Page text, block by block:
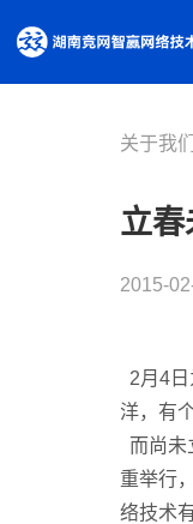
关于我们
立春
2015-
2月4
洋，有
而尚未
重举行
络技术